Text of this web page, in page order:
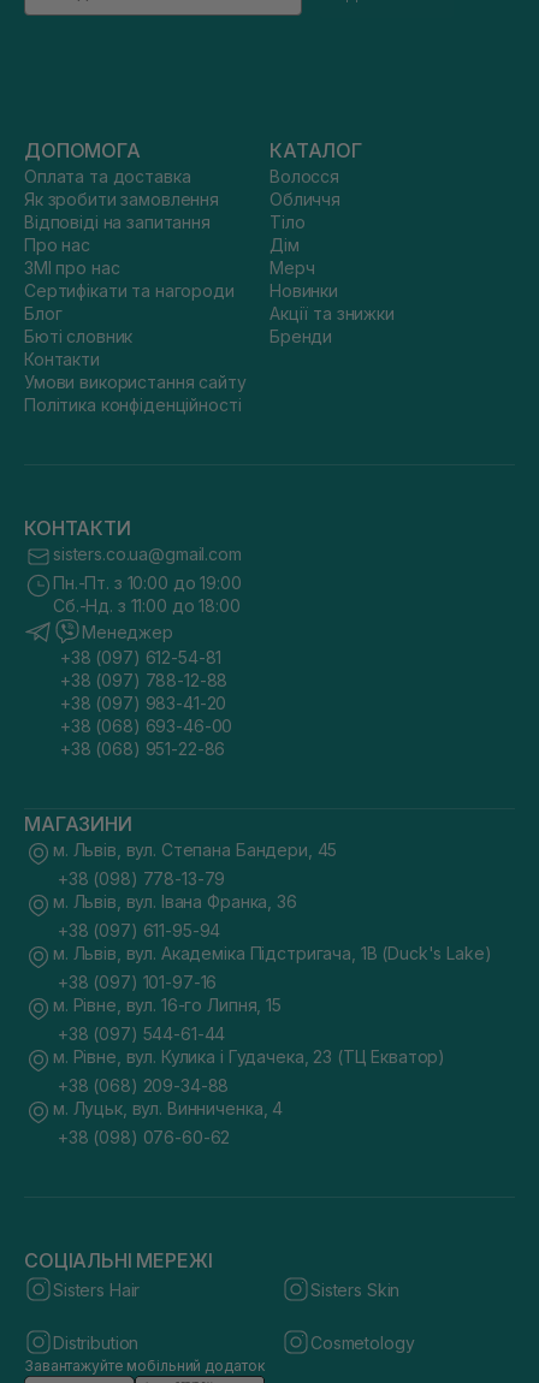
ДОПОМОГА
Оплата та доставка
Як зробити замовлення
Відповіді на запитання
Про нас
ЗМІ про нас
Сертифікати та нагороди
Блог
Бюті словник
Контакти
Умови використання сайту
Політика конфіденційності
КАТАЛОГ
Волосся
Обличчя
Тіло
Дім
Мерч
Новинки
Акції та знижки
Бренди
КОНТАКТИ
sisters.co.ua@gmail.com
Пн.-Пт. з 10:00 до 19:00
Сб.-Нд. з 11:00 до 18:00
Менеджер
+38 (097) 612-54-81
+38 (097) 788-12-88
+38 (097) 983-41-20
+38 (068) 693-46-00
+38 (068) 951-22-86
МАГАЗИНИ
м. Львів, вул. Степана Бандери, 45
+38 (098) 778-13-79
м. Львів, вул. Івана Франка, 36
+38 (097) 611-95-94
м. Львів, вул. Академіка Підстригача, 1В (Duck's Lake)
+38 (097) 101-97-16
м. Рівне, вул. 16-го Липня, 15
+38 (097) 544-61-44
м. Рівне, вул. Кулика і Гудачека, 23 (ТЦ Екватор)
+38 (068) 209-34-88
м. Луцьк, вул. Винниченка, 4
+38 (098) 076-60-62
СОЦІАЛЬНІ МЕРЕЖІ
Sisters Hair Sisters Skin
Distribution Cosmetology
Завантажуйте мобільний додаток